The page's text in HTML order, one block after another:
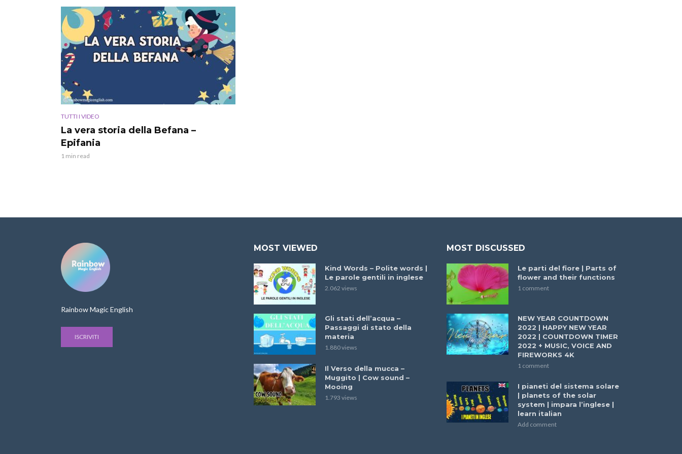
TUTTI I VIDEO
La vera storia della Befana –
Epifania
1 min read
Rainbow Magic English
ISCRIVITI
MOST VIEWED
Kind Words – Polite words |
Le parole gentili in inglese
2.062 views
Gli stati dell’acqua –
Passaggi di stato della
materia
1.880 views
Il Verso della mucca –
Muggito | Cow sound –
Mooing
1.793 views
MOST DISCUSSED
Le parti del fiore | Parts of
flower and their functions
1 comment
NEW YEAR COUNTDOWN
2022 | HAPPY NEW YEAR
2022 | COUNTDOWN TIMER
2022 + MUSIC, VOICE AND
FIREWORKS 4K
1 comment
I pianeti del sistema solare
| planets of the solar
system | impara l’inglese |
learn italian
Add comment